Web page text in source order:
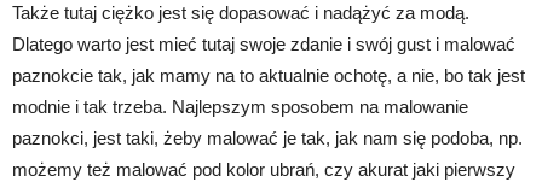
Także tutaj ciężko jest się dopasować i nadążyć za modą.
Dlatego warto jest mieć tutaj swoje zdanie i swój gust i malować
paznokcie tak, jak mamy na to aktualnie ochotę, a nie, bo tak jest
modnie i tak trzeba. Najlepszym sposobem na malowanie
paznokci, jest taki, żeby malować je tak, jak nam się podoba, np.
możemy też malować pod kolor ubrań, czy akurat jaki pierwszy